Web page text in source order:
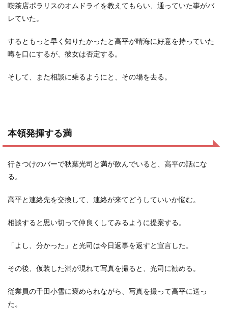
喫茶店ポラリスのオムドライを教えてもらい、通っていた事がバ
レていた。
するともっと早く知りたかったと高平が晴海に好意を持っていた
噂を口にするが、彼女は否定する。
そして、また相談に乗るようにと、その場を去る。
本領発揮する満
行きつけのバーで秋葉光司と満が飲んでいると、高平の話にな
る。
高平と連絡先を交換して、連絡が来てどうしていいか悩む。
相談すると思い切って仲良くしてみるように提案する。
「よし、分かった」と光司は今日返事を返すと宣言した。
その後、仮装した満が現れて写真を撮ると、光司に勧める。
従業員の千田小雪に褒められながら、写真を撮って高平に送っ
た。